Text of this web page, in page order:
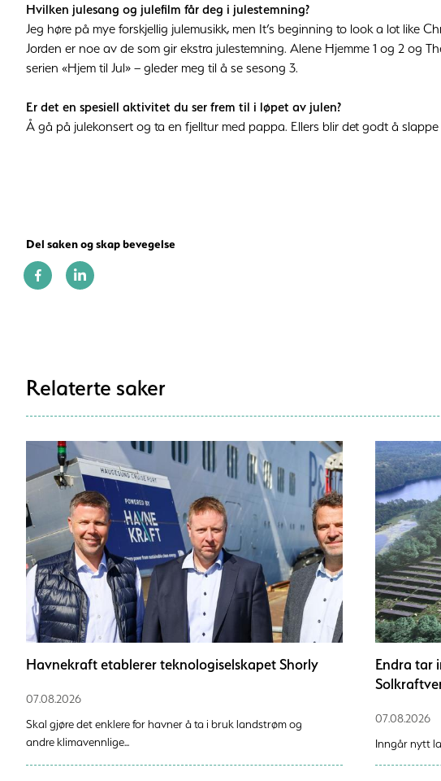
Hvilken julesang og julefilm får deg i julestemning?
Jeg høre på mye forskjellig julemusikk, men It’s beginning to look a lot like
Jorden er noe av de som gir ekstra julestemning. Alene Hjemme 1 og 2 og
serien «Hjem til Jul» – gleder meg til å se sesong 3.
Er det en spesiell aktivitet du ser frem til i løpet av julen?
Å gå på julekonsert og ta en fjelltur med pappa. Ellers blir det godt å
Del saken og skap bevegelse
Relaterte saker
Havnekraft etablerer teknologiselskapet Shorly
07.08.2026
Skal gjøre det enklere for havner å ta i bruk landstrøm og
andre klimavennlige...
Endra tar
07.08.2026
Inngår nytt